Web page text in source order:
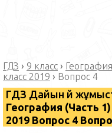
ГДЗ › 9 класс ›
класс 2019 › Вопрос 4
ГДЗ Дайын үй
География (Часть
2019 Вопрос 4